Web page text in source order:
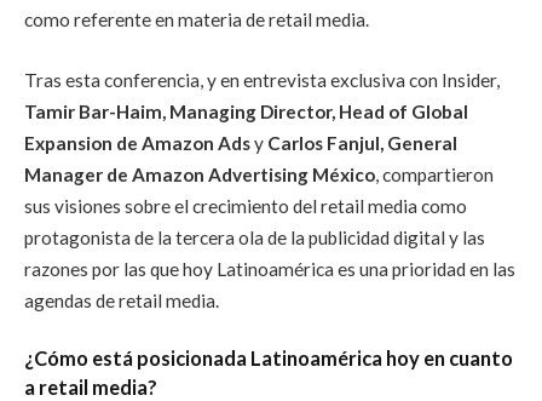
como referente en materia de retail media.
Tras esta conferencia, y en entrevista exclusiva con Insider,
Tamir Bar-Haim, Managing Director, Head of Global
Expansion de Amazon Adsy Carlos Fanjul, General
Manager de Amazon Advertising México , compartieron
sus visiones sobre el crecimiento del retail media como
protagonista de la tercera ola de la publicidad digital y las
razones por las que hoy Latinoamérica es una prioridad en las
agendas de retail media.
¿Cómo está posicionada Latinoamérica hoy en cuanto
a retail media?